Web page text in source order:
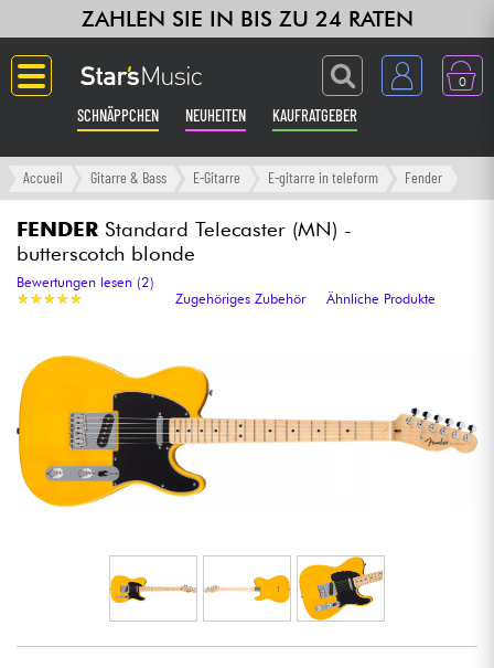
ZAHLEN SIE IN BIS ZU 24 RATEN
0
SCHNÄPPCHEN NEUHEITEN KAUFRATGEBER
Langue
Gitarre & Bass
Verstärker & Effekte
Synths & samplers
Studio
Mikros
Accueil Gitarre & Bass E-Gitarre E-gitarre in teleform Fender
FENDER Standard Telecaster (MN) -
butterscotch blonde
★★★★★
★★★★★
Bewertungen lesen (2)
Zugehöriges Zubehör
Ähnliche Produkte